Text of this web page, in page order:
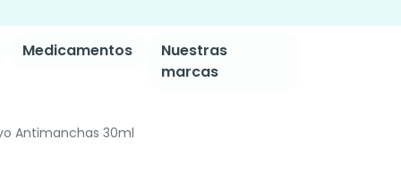
Medicamentos
Nuestras
marcas
Antimanchas 30ml